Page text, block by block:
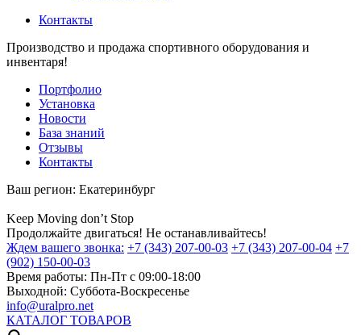
Контакты
Производство и продажа спортивного оборудования и
инвентаря!
Портфолио
Установка
Новости
База знаний
Отзывы
Контакты
Ваш регион: Екатеринбург
Keep Moving don’t Stop
Продолжайте двигаться! Не останавливайтесь!
Ждем вашего звонка: +7 (343) 207-00-03 +7 (343) 207-00-04 +7
(902) 150-00-03
Время работы: Пн-Пт с 09:00-18:00
Выходной: Суббота-Воскресенье
info@uralpro.net
КАТАЛОГ ТОВАРОВ